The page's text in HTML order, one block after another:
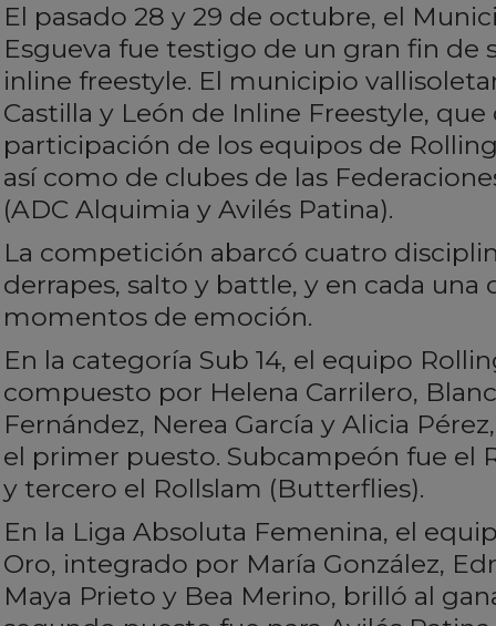
El pasado 28 y 29 de octubre, el
Esgueva fue testigo de un gran fin de
inline freestyle. El municipio
Castilla y León de Inline Freestyle,
participación de los equipos de
así como de clubes de las
(ADC Alquimia y Avilés Patina).
La competición abarcó cuatro
derrapes, salto y battle, y en cada una
momentos de emoción.
En la categoría Sub 14, el equipo
compuesto por Helena Carrilero,
Fernández, Nerea García y Alicia
el primer puesto. Subcampeón fue el
y tercero el Rollslam (Butterflies).
En la Liga Absoluta Femenina, el
Oro, integrado por María González,
Maya Prieto y Bea Merino, brilló al